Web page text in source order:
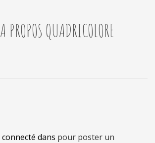
A PROPOSQUADRICOLORE
connecté dans pour poster un